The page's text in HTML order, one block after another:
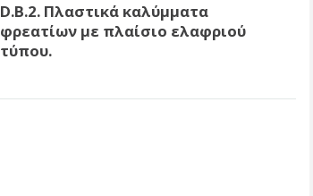
D.B.2. Πλαστικά καλύμματα
φρεατίων με πλαίσιο ελαφριού
τύπου.